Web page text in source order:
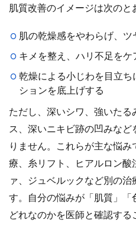
肌質改善のイメージは次のと
肌の乾燥感をやわらげ、
キメを整え、ハリ不足をケ
乾燥による小じわを目立ち
ションを底上げする
ただし、深いシワ、強いたる
ス、深いニキビ跡の凹みな
りません。これらが主な悩
療、糸リフト、ヒアルロン酸
ァ、ジュベルックなど別の治
す。自分の悩みが「肌質」
どれなのかを医師と確認する